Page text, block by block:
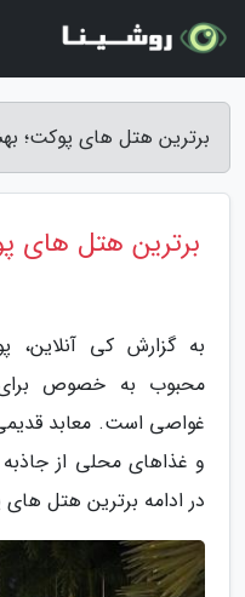
برترین هتل های پوکت؛
برترین هتل های
به گزارش کی
محبوب به خصوص
غواصی است. معابد
و غذاهای محلی از
در ادامه برترین هتل